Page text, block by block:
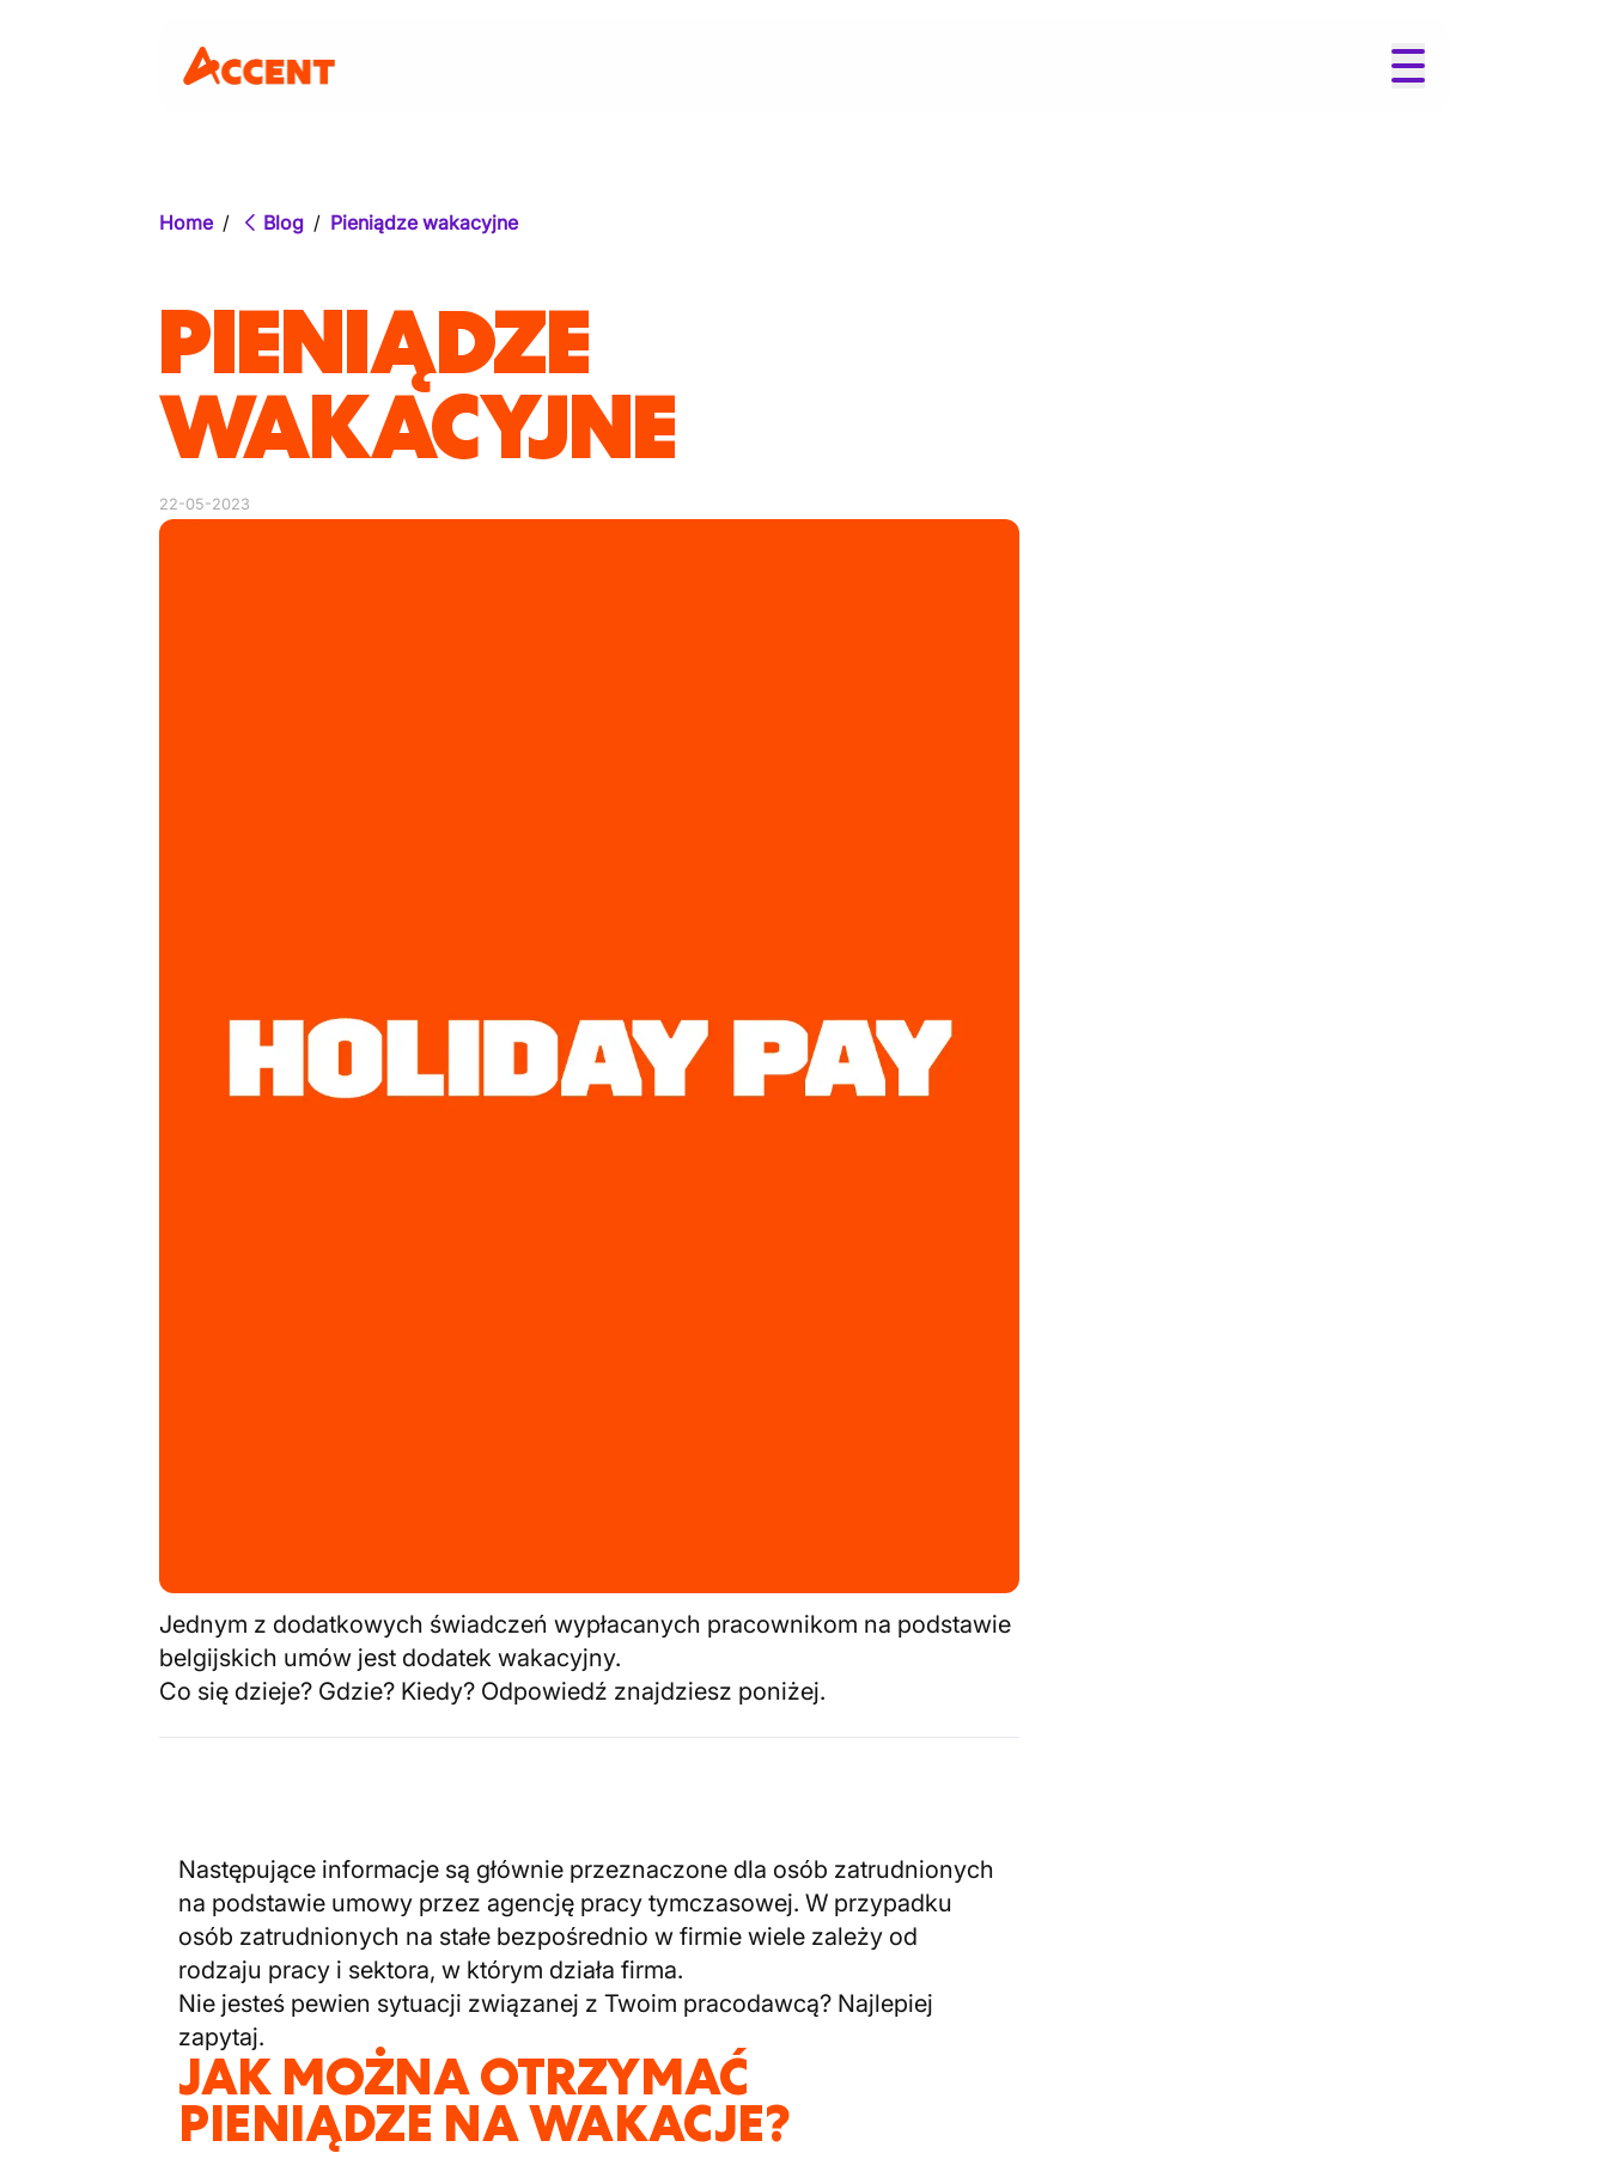
Home / Blog / Pieniądze wakacyjne
PIENIĄDZE
WAKACYJNE
22-05-2023
Jednym z dodatkowych świadczeń wypłacanych pracownikom na podstawie
belgijskich umów jest dodatek wakacyjny.
Co się dzieje? Gdzie? Kiedy? Odpowiedź znajdziesz poniżej.
Następujące informacje są głównie przeznaczone dla osób zatrudnionych
na podstawie umowy przez agencję pracy tymczasowej. W przypadku
osób zatrudnionych na stałe bezpośrednio w firmie wiele zależy od
rodzaju pracy i sektora, w którym działa firma.
Nie jesteś pewien sytuacji związanej z Twoim pracodawcą? Najlepiej
zapytaj.
JAK MOŻNA OTRZYMAĆ
PIENIĄDZE NA WAKACJE?